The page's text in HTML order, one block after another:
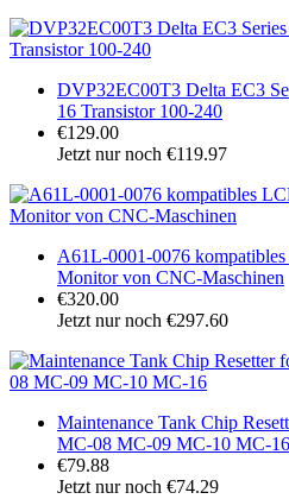
DVP32EC00T3 Delta EC3
16 Transistor 100-240
€129.00
Jetzt nur noch €119.97
A61L-0001-0076
Monitor von CNC-Maschinen
€320.00
Jetzt nur noch €297.60
Maintenance Tank Chip
MC-08 MC-09 MC-10 MC-16
€79.88
Jetzt nur noch €74.29